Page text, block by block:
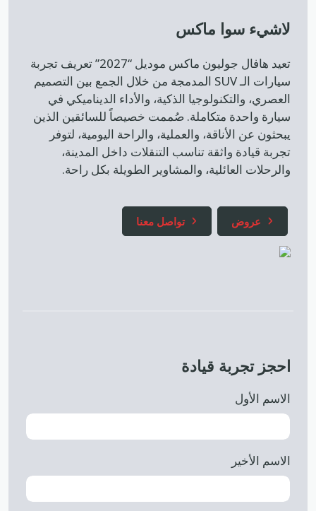
لاشيء سوا ماكس
تعيد هافال جوليون ماكس موديل “2027” تعريف تجربة
سيارات الـ SUV المدمجة من خلال الجمع بين التصميم
العصري، والتكنولوجيا الذكية، والأداء الديناميكي في
سيارة واحدة متكاملة. صُممت خصيصاً للسائقين الذين
يبحثون عن الأناقة، والعملية، والراحة اليومية، لتوفر
تجربة قيادة واثقة تناسب التنقلات داخل المدينة،
والرحلات العائلية، والمشاوير الطويلة بكل راحة.
عروض تواصل معنا
احجز تجربة قيادة
الاسم الأول
الاسم الأخير